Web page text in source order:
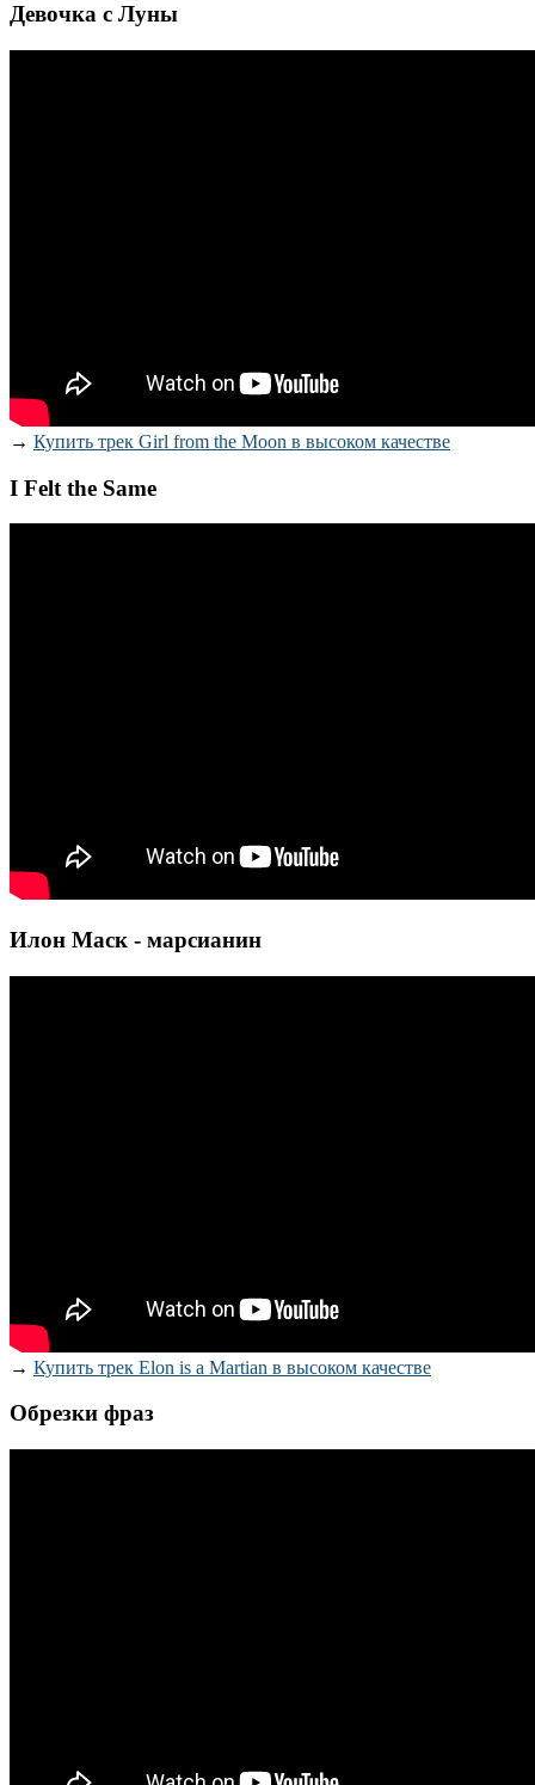
Девочка с Луны
→ Купить трек Girl from the Moon в высоком качестве
I Felt the Same
Илон Маск - марсианин
→ Купить трек Elon is a Martian в высоком качестве
Обрезки фраз